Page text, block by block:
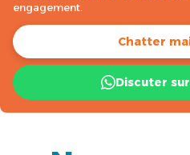
engagement.
Chatter
Discuter